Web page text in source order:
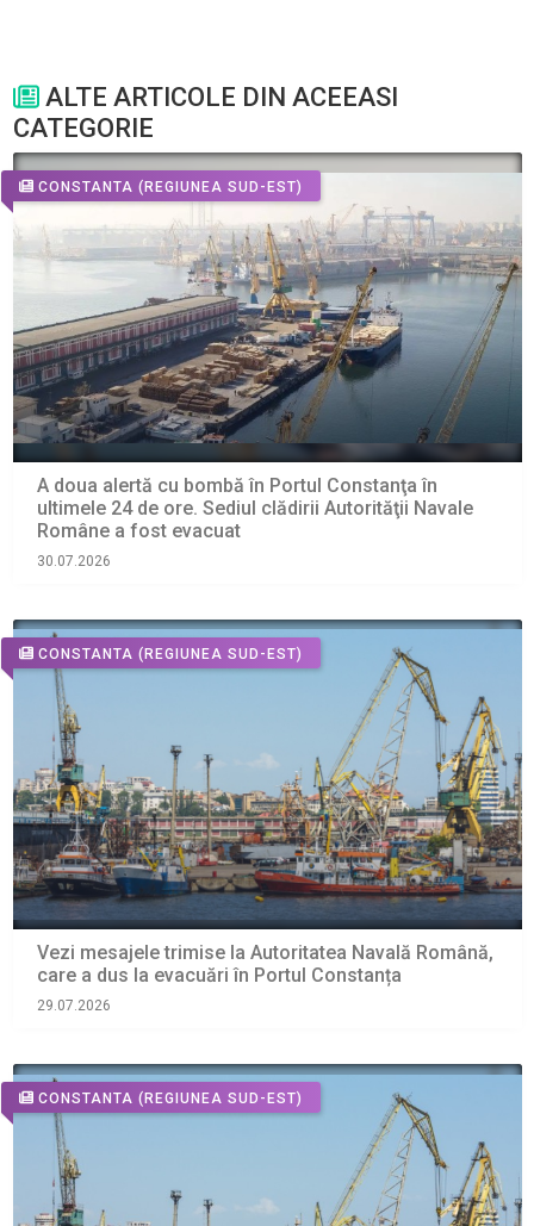
ALTE ARTICOLE DIN ACEEASI
CATEGORIE
CONSTANTA (REGIUNEA SUD-EST)
A doua alertă cu bombă în Portul Constanţa în
ultimele 24 de ore. Sediul clădirii Autorităţii Navale
Române a fost evacuat
30.07.2026
CONSTANTA (REGIUNEA SUD-EST)
Vezi mesajele trimise la Autoritatea Navală Română,
care a dus la evacuări în Portul Constanța
29.07.2026
CONSTANTA (REGIUNEA SUD-EST)